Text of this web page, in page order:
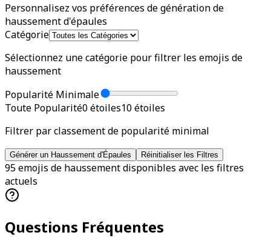
Personnalisez vos préférences de génération de
haussement d'épaules
Catégorie
Sélectionnez une catégorie pour filtrer les emojis de
haussement
Popularité Minimale
Toute Popularité0étoiles10étoiles
Filtrer par classement de popularité minimal
Générer un Haussement d'Épaules Réinitialiser les Filtres
95 emojis de haussement disponibles avec les filtres
actuels
Questions Fréquentes